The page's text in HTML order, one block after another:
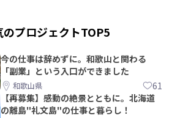
のプロジェクトTOP5
今の仕事は辞めずに。和歌山と関わる
「副業」という入口ができました
和歌山県 61
【再募集】感動の絶景とともに。北海道
の離島"礼文島"の仕事と暮らし！